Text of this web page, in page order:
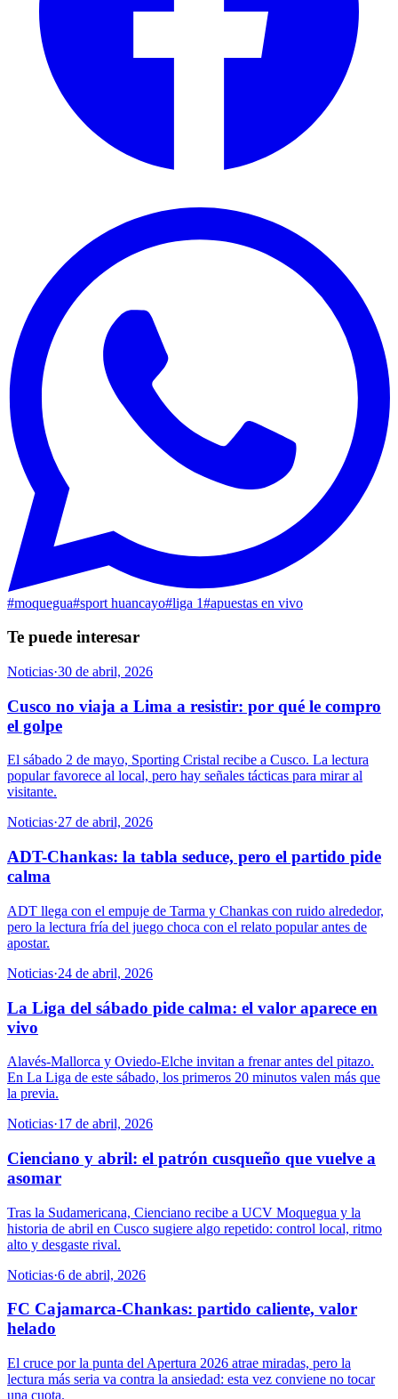
#moquegua#sport huancayo#liga 1#apuestas en vivo
Te puede interesar
Noticias·30 de abril, 2026
Cusco no viaja a Lima a resistir: por qué le compro
el golpe
El sábado 2 de mayo, Sporting Cristal recibe a Cusco. La lectura
popular favorece al local, pero hay señales tácticas para mirar al
visitante.
Noticias·27 de abril, 2026
ADT-Chankas: la tabla seduce, pero el partido pide
calma
ADT llega con el empuje de Tarma y Chankas con ruido alrededor,
pero la lectura fría del juego choca con el relato popular antes de
apostar.
Noticias·24 de abril, 2026
La Liga del sábado pide calma: el valor aparece en
vivo
Alavés-Mallorca y Oviedo-Elche invitan a frenar antes del pitazo.
En La Liga de este sábado, los primeros 20 minutos valen más que
la previa.
Noticias·17 de abril, 2026
Cienciano y abril: el patrón cusqueño que vuelve a
asomar
Tras la Sudamericana, Cienciano recibe a UCV Moquegua y la
historia de abril en Cusco sugiere algo repetido: control local, ritmo
alto y desgaste rival.
Noticias·6 de abril, 2026
FC Cajamarca-Chankas: partido caliente, valor
helado
El cruce por la punta del Apertura 2026 atrae miradas, pero la
lectura más seria va contra la ansiedad: esta vez conviene no tocar
una cuota.